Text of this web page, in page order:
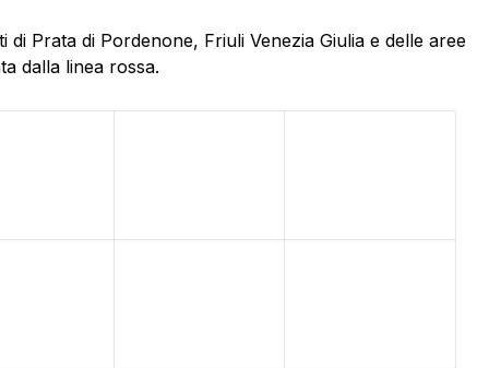
Prata di Pordenone, Friuli Venezia Giulia e delle aree
dalla linea rossa.